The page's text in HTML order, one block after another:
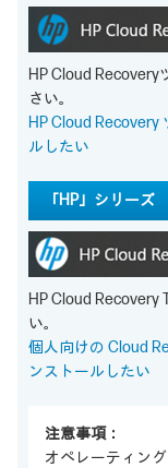
HP Cloud
さい。
HP Cloud Recovery
ルしたい
「HP」シリーズ
HP Cloud Recovery
い。
個人向けの Cloud
ンストールしたい
注意事項：
オペレーティン